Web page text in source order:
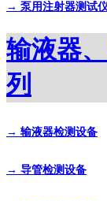
→ 泵用注射器测试
输液器
列
→ 输液器检测设备
→ 导管检测设备